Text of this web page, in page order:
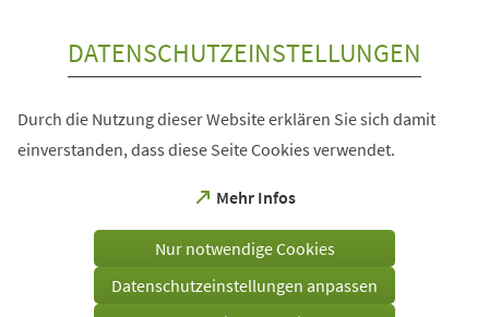
DATENSCHUTZEINSTELLUNGEN
Durch die Nutzung dieser Website erklären Sie sich damit
einverstanden, dass diese Seite Cookies verwendet.
Mehr Infos
(Öffnet
einem
Tab)
Nur notwendige Cookies
Datenschutzeinstellungen anpassen